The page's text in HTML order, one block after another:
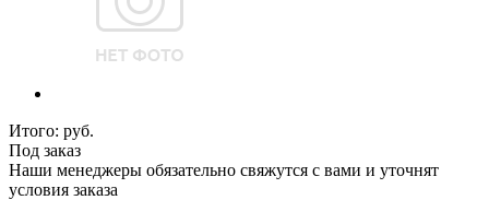
Итого: руб.
Под заказ
Наши менеджеры обязательно свяжутся с вами и уточнят
условия заказа